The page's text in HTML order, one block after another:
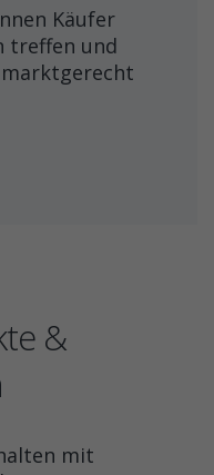
Käufer
treffen und
&
mit